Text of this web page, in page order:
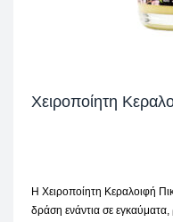
Χειροποίητη
Η Χειροποίητη Κεραλοιφή
δράση ενάντια σε